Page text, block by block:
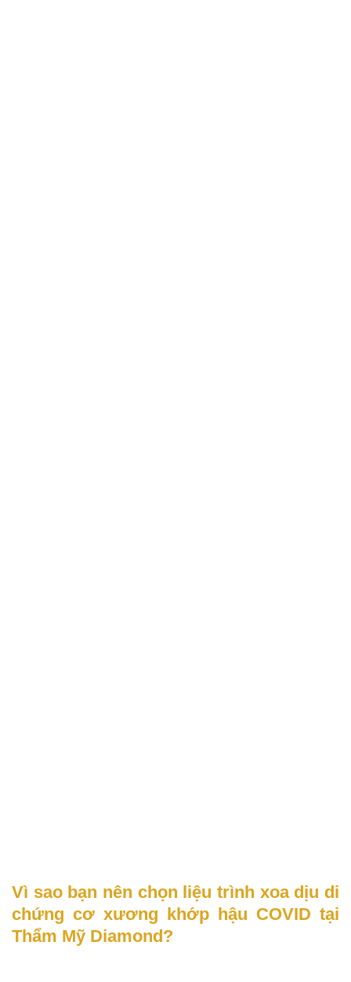
Vì sao bạn nên chọn liệu trình xoa dịu di
chứng cơ xương khớp hậu COVID tại
Thẩm Mỹ Diamond?